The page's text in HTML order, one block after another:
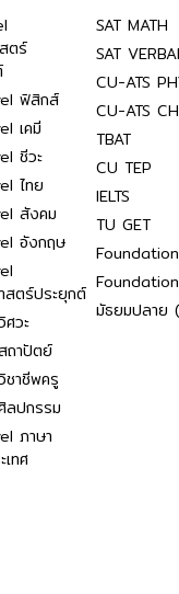
ตร์
ฟิสิกส์
เคมี
ชีวะ
ไทย
สังคม
อังกฤษ
สตร์ประยุกต์
ศวะ
ถาปัตย์
ชาชีพครู
ลปกรรม
ภาษา
ทศ
SAT MATH
SAT
CU-ATS
CU-ATS
TBAT
CU TEP
IELTS
TU GET
มัธยมปลาย